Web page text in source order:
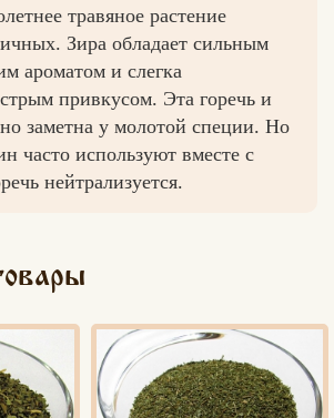
Вконтакте
Max
травяное растение
Зира обладает сильным
ароматом и слегка
привкусом. Эта горечь и
заметна у молотой специи. Но
часто используют вместе с
нейтрализуется.